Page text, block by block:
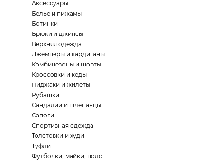
Аксессуары
Белье и пижамы
Ботинки
Брюки и джинсы
Верхняя одежда
Джемперы и кардиганы
Комбинезоны и шорты
Кроссовки и кеды
Пиджаки и жилеты
Рубашки
Сандалии и шлепанцы
Сапоги
Спортивная одежда
Толстовки и худи
Туфли
Футболки, майки, поло